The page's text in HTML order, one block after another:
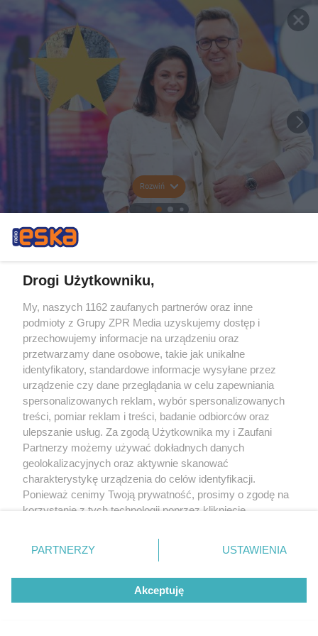
Rozwiń
Drogi Użytkowniku,
My, naszych 1162 zaufanych partnerów oraz inne
podmioty z Grupy ZPR Media uzyskujemy dostęp i
przechowujemy informacje na urządzeniu oraz
przetwarzamy dane osobowe, takie jak unikalne
identyfikatory, standardowe informacje wysyłane przez
urządzenie czy dane przeglądania w celu zapewniania
spersonalizowanych reklam, wybór spersonalizowanych
treści, pomiar reklam i treści, badanie odbiorców oraz
ulepszanie usług. Za zgodą Użytkownika my i Zaufani
Partnerzy możemy używać dokładnych danych
geolokalizacyjnych oraz aktywnie skanować
charakterystykę urządzenia do celów identyfikacji.
Ponieważ cenimy Twoją prywatność, prosimy o zgodę na
korzystanie z tych technologii poprzez kliknięcie
zmienić/wycofać klikając przycisk ustawień prywatności
znajdujący się w lewym dolnym rogu strony
rodzaje przetwarzania danych nie wymagają zgody
użytkownika, ale masz prawo sprzeciwić się takiemu
przetwarzaniu. Preferencje będą miały zastosowanie tylko
PARTNERZY USTAWIENIA
Akceptuję